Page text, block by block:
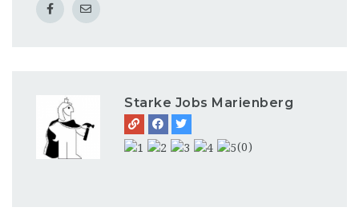
Starke Jobs Marienberg
(0)